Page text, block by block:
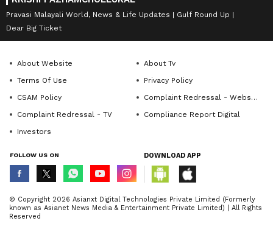
Pravasi Malayali World, News & Life Updates
Gulf Round Up
Dear Big Ticket
About Website
About Tv
Terms Of Use
Privacy Policy
CSAM Policy
Complaint Redressal - Website
Complaint Redressal - TV
Compliance Report Digital
Investors
FOLLOW US ON DOWNLOAD APP
© Copyright 2026 Asianxt Digital Technologies Private Limited (Formerly
known as Asianet News Media & Entertainment Private Limited) | All Rights
Reserved